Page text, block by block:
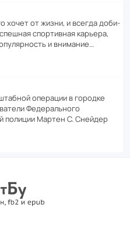
хочет от жизни, и всегда доби­
спор­ти­вная карьера,
и внимание…
операции в городке
Феде­раль­ного
полиции Мартен С. Снейдер